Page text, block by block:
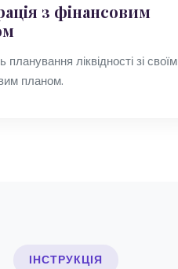
з фінансовим
планування ліквідності зі своїм
планом.
ІНСТРУКЦІЯ